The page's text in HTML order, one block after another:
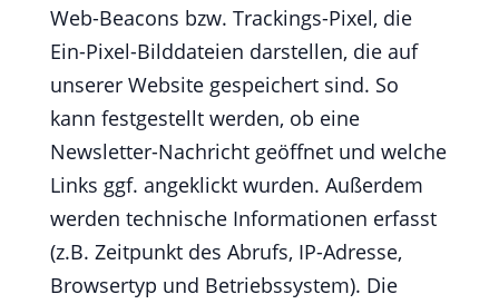
Web-Beacons bzw. Trackings-Pixel, die
Ein-Pixel-Bilddateien darstellen, die auf
unserer Website gespeichert sind. So
kann festgestellt werden, ob eine
Newsletter-Nachricht geöffnet und welche
Links ggf. angeklickt wurden. Außerdem
werden technische Informationen erfasst
(z.B. Zeitpunkt des Abrufs, IP-Adresse,
Browsertyp und Betriebssystem). Die